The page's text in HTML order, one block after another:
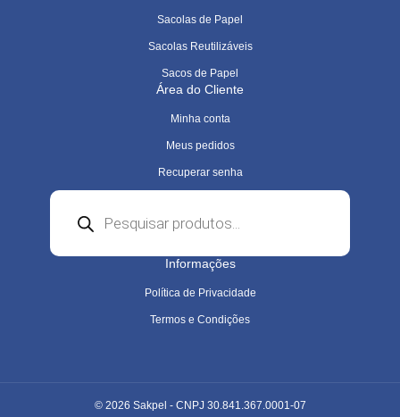
Sacolas de Papel
Sacolas Reutilizáveis
Sacos de Papel
Área do Cliente
Minha conta
Meus pedidos
Recuperar senha
produtos
Informações
Política de Privacidade
Termos e Condições
© 2026 Sakpel - CNPJ 30.841.367.0001-07